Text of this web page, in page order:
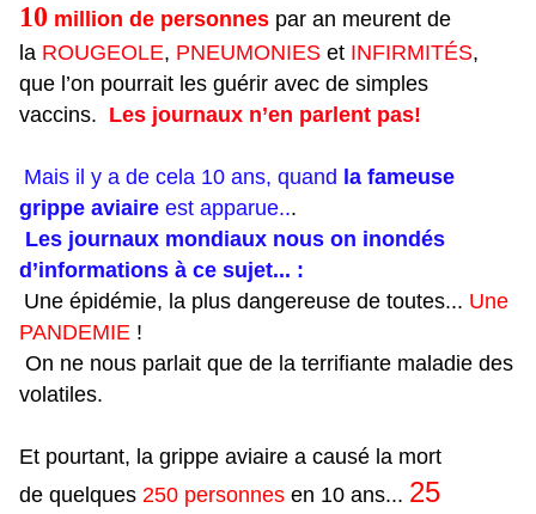
10 million de personnes par an meurent de
la ROUGEOLE, PNEUMONIES et INFIRMITÉS,
que l’on pourrait les guérir avec de simples
vaccins. Les journaux n’en parlent pas!
Mais il y a de cela 10 ans, quand la fameuse
grippe aviaire est apparue...
Les journaux mondiaux nous on inondés
d’informations à ce sujet... :
Une épidémie, la plus dangereuse de toutes... Une
PANDEMIE !
On ne nous parlait que de la terrifiante maladie des
volatiles.
Et pourtant, la grippe aviaire a causé la mort
de quelques 250 personnes en 10 ans... 25